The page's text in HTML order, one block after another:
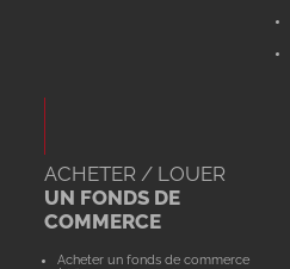
ACHETER / LOUER
UN FONDS DE
COMMERCE
Acheter un fonds de commerce